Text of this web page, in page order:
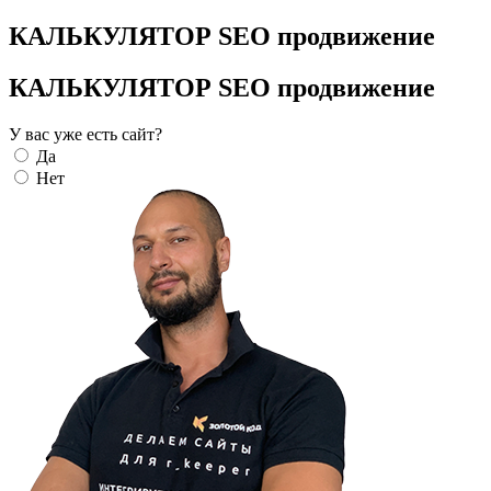
КАЛЬКУЛЯТОР SEO продвижение
КАЛЬКУЛЯТОР SEO продвижение
У вас уже есть сайт?
Да
Нет